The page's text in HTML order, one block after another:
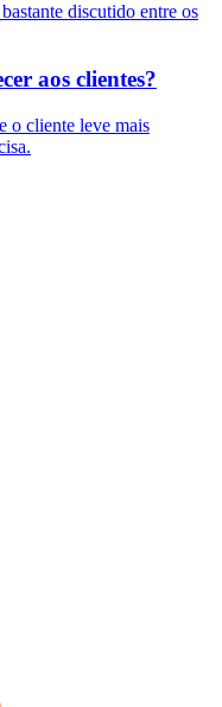
discutido entre os
aos clientes?
o cliente leve mais